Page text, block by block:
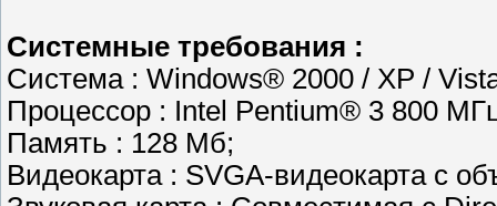
Системные требования :
Система : Windows® 2000 / XP /
Процессор : Intel Pentium® 3 800
Память : 128 Мб;
Видеокарта : SVGA-видеокарта с